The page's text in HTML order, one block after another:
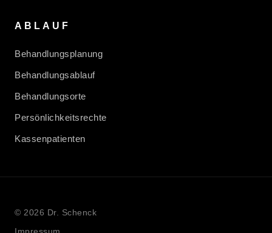
ABLAUF
Behandlungsplanung
Behandlungsablauf
Behandlungsorte
Persönlichkeitsrechte
Kassenpatienten
© 2026 Dr. Schenck